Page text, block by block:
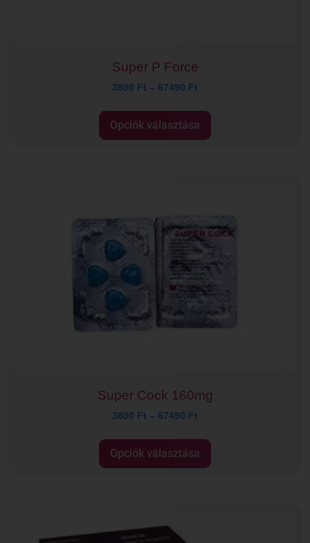
Super P Force
3800 Ft – 67490 Ft
Opciók választása
Super Cock 160mg
3800 Ft – 67490 Ft
Opciók választása